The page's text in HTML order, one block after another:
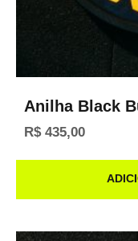
Anilha Black
R$435,00